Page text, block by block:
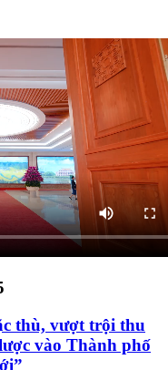
thù, vượt trội thu
vào Thành phố